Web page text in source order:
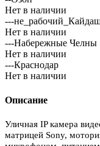
Нет в наличии
---
Нет в наличии
---Набережные Челны
Нет в наличии
---Краснодар
Нет в наличии
Описание
Уличная IP камера
матрицей Sony,